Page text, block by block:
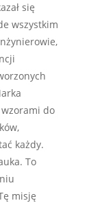
się
wszystkim
do
każdy.
To
misję